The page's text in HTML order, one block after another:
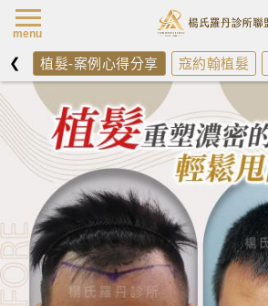
❮ 植髮-案例心得分享 寇約翰植髮
menu